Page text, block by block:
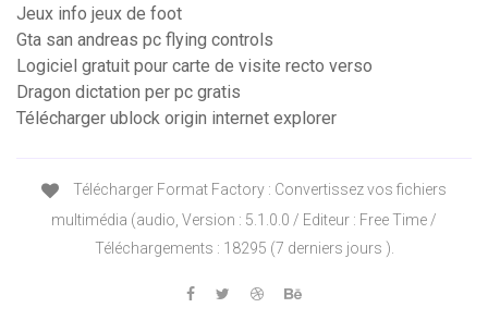
Jeux info jeux de foot
Gta san andreas pc flying controls
Logiciel gratuit pour carte de visite recto verso
Dragon dictation per pc gratis
Télécharger ublock origin internet explorer
Télécharger Format Factory : Convertissez vos fichiers
multimédia (audio, Version : 5.1.0.0 / Editeur : Free Time /
Téléchargements : 18295 (7 derniers jours ).